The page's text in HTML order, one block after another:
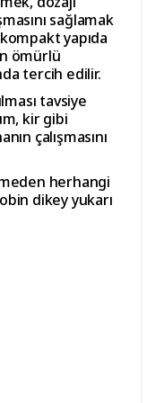
sağlamak
yapıda
ömürlü
tercih edilir.
tavsiye
kir gibi
çalışmasını
herhangi
dikey yukarı